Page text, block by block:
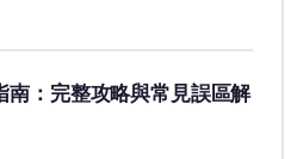
南：完整攻略與常見誤區解